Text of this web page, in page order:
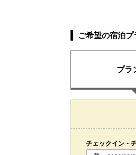
ご希望の宿泊プ
プラ
チェックイン -